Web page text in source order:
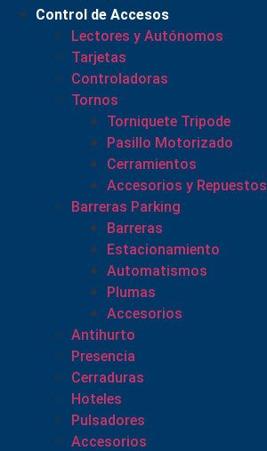
Control de Accesos
Lectores y Autónomos
Tarjetas
Controladoras
Tornos
Torniquete Tripode
Pasillo Motorizado
Cerramientos
Accesorios y Repuestos
Barreras Parking
Barreras
Estacionamiento
Automatismos
Plumas
Accesorios
Antihurto
Presencia
Cerraduras
Hoteles
Pulsadores
Accesorios